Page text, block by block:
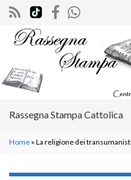
Search for:
Rassegna Stampa Cattolica
Home » La religione dei